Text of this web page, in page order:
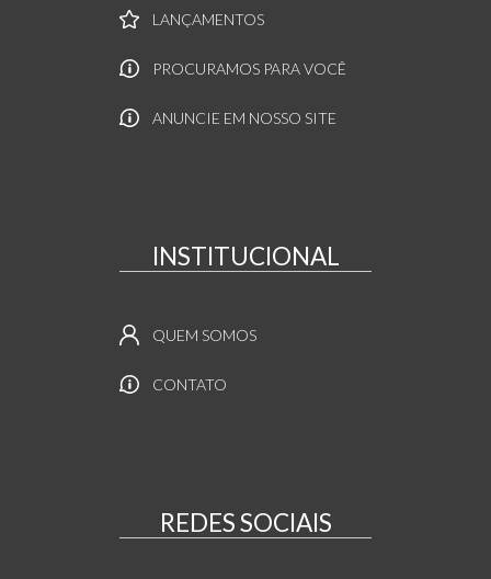
LANÇAMENTOS
PROCURAMOS PARA VOCÊ
ANUNCIE EM NOSSO SITE
INSTITUCIONAL
QUEM SOMOS
CONTATO
REDES SOCIAIS